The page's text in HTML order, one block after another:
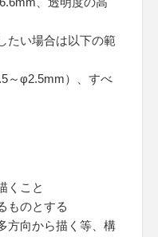
たい場合は以下の範
～φ2.5mm）、すべ
くこと
ものとする
方向から描く等、構